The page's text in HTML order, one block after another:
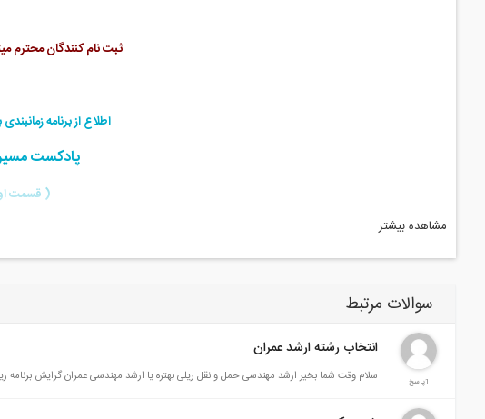
ثبت نام کنندگان محترم
اطلاع از برنامه
پادکست
( قسمت
سرفصل:
طراحی مقاطع بتن ارمه
مشاهده بیشتر
سوالات مرتبط
1پاسخ
انتخاب رشته ارشد عمران
سلام وقت شما بخیر ارشد مهندسی حمل و نقل ریلی بهتره یا ارشد مهندسی عمران گرایش برنامه